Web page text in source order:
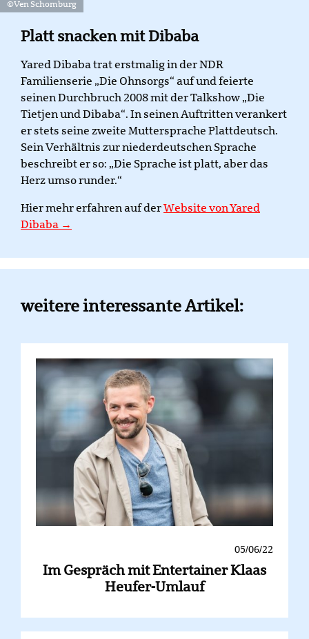
Platt snacken mit Dibaba
Yared Dibaba trat erstmalig in der NDR
Familienserie „Die Ohnsorgs“ auf und feierte
seinen Durchbruch 2008 mit der Talkshow „Die
Tietjen und Dibaba“. In seinen Auftritten verankert
er stets seine zweite Muttersprache Plattdeutsch.
Sein Verhältnis zur niederdeutschen Sprache
beschreibt er so: „Die Sprache ist platt, aber das
Herz umso runder.“
Hier mehr erfahren auf derWebsite von Yared
Dibaba →
©Ven Schomburg
weitere interessante Artikel:
05/06/22
Im Gespräch mit Entertainer Klaas
Heufer-Umlauf